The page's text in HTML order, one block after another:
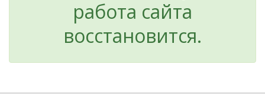
работа сайта
восстановится.